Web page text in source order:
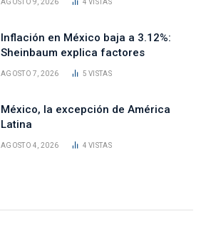
Inflación en México baja a 3.12%:
Sheinbaum explica factores
AGOSTO 7, 2026 5VISTAS
México, la excepción de América
Latina
AGOSTO 4, 2026 4VISTAS